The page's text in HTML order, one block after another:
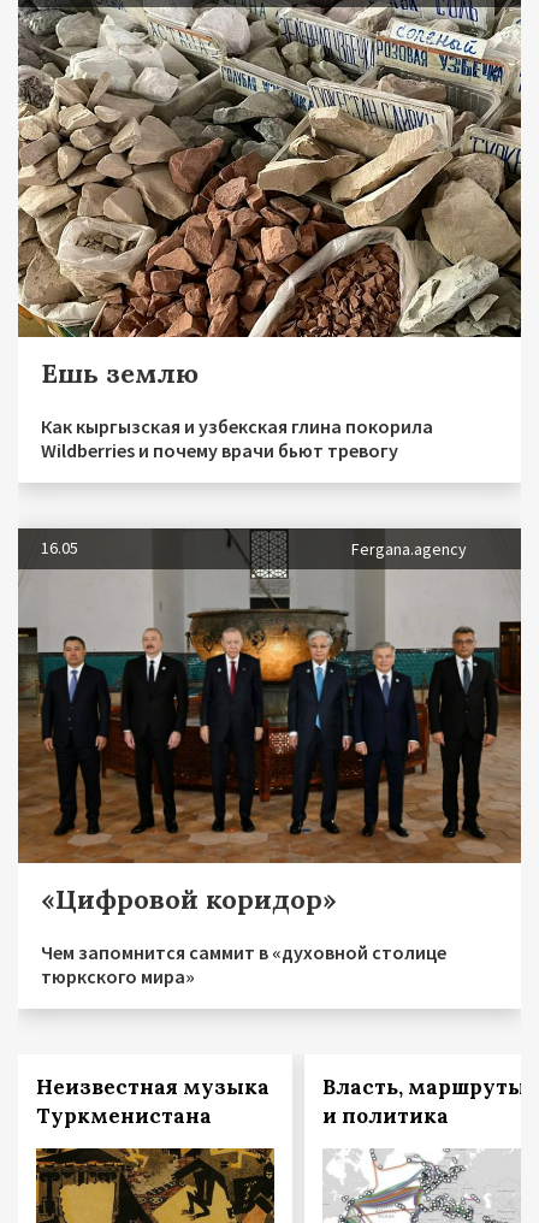
Ешь землю
Как кыргызская и узбекская глина покорила
Wildberries и почему врачи бьют тревогу
16.05 Fergana.agency
«Цифровой коридор»
Чем запомнится саммит в «духовной столице
тюркского мира»
Неизвестная музыка
Туркменистана
Власть, маршруты
и политика